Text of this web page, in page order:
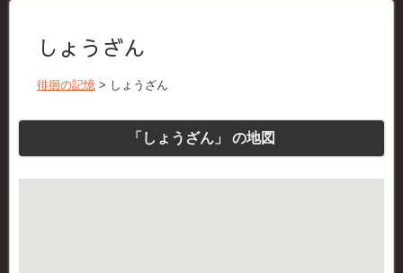
しょうざん
徘徊の記憶 > しょうざん
「しょうざん」 の地図